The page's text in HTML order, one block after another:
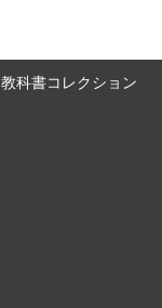
教科書コレクション